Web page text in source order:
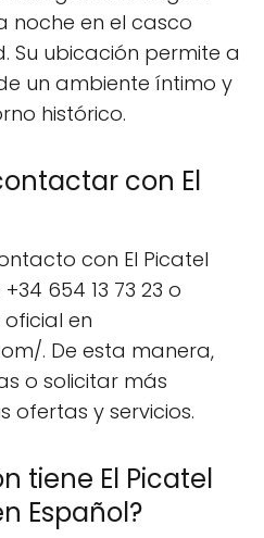
noche en el casco
Su ubicación permite a
un ambiente íntimo y
histórico.
con El
con El Picatel
654 13 73 23 o
en
. De esta manera,
o solicitar más
ofertas y servicios.
tiene El Picatel
Español?